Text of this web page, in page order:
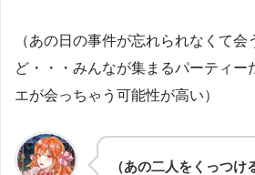
（あの日の事件が忘れられなくて
ど・・・みんなが集まるパーティー
エが会っちゃう可能性が高い）
（あの二人をくっつ